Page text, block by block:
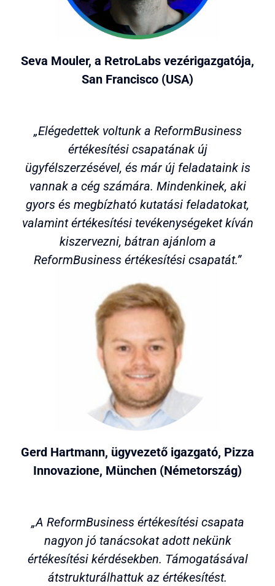
Seva Mouler, a RetroLabs vezérigazgatója,
San Francisco (USA)
„Elégedettek voltunk a ReformBusiness
értékesítési csapatának új
ügyfélszerzésével, és már új feladataink is
vannak a cég számára. Mindenkinek, aki
gyors és megbízható kutatási feladatokat,
valamint értékesítési tevékenységeket kíván
kiszervezni, bátran ajánlom a
ReformBusiness értékesítési csapatát.”
Gerd Hartmann, ügyvezető igazgató, Pizza
Innovazione, München (Németország)
„A ReformBusiness értékesítési csapata
nagyon jó tanácsokat adott nekünk
értékesítési kérdésekben. Támogatásával
átstrukturálhattuk az értékesítést.